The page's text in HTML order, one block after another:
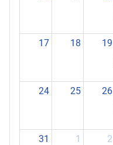
17 18 19
24 25 26
31 1 2